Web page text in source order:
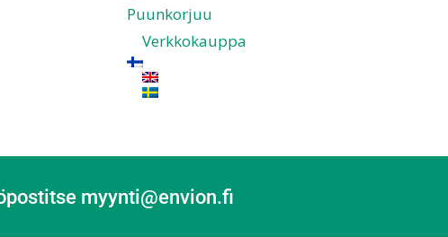
Puunkorjuu
Verkkokauppa
myynti@envion.fi